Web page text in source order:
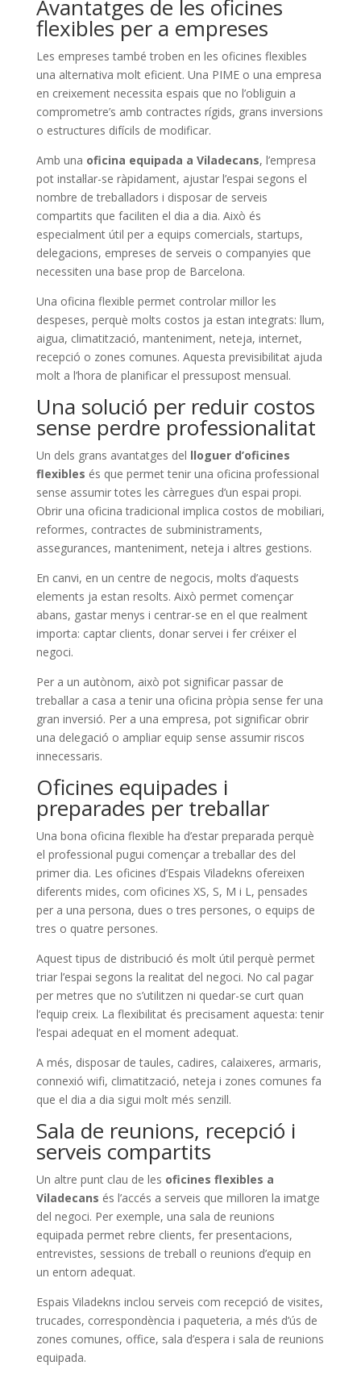
Avantatges de les oficines
flexibles per a empreses
Les empreses també troben en les oficines flexibles
una alternativa molt eficient. Una PIME o una empresa
en creixement necessita espais que no l’obliguin a
comprometre’s amb contractes rígids, grans inversions
o estructures difícils de modificar.
Amb una oficina equipada a Viladecans, l’empresa
pot instal·lar-se ràpidament, ajustar l’espai segons el
nombre de treballadors i disposar de serveis
compartits que faciliten el dia a dia. Això és
especialment útil per a equips comercials, startups,
delegacions, empreses de serveis o companyies que
necessiten una base prop de Barcelona.
Una oficina flexible permet controlar millor les
despeses, perquè molts costos ja estan integrats: llum,
aigua, climatització, manteniment, neteja, internet,
recepció o zones comunes. Aquesta previsibilitat ajuda
molt a l’hora de planificar el pressupost mensual.
Una solució per reduir costos
sense perdre professionalitat
Un dels grans avantatges del lloguer d’oficines
flexibles és que permet tenir una oficina professional
sense assumir totes les càrregues d’un espai propi.
Obrir una oficina tradicional implica costos de mobiliari,
reformes, contractes de subministraments,
assegurances, manteniment, neteja i altres gestions.
En canvi, en un centre de negocis, molts d’aquests
elements ja estan resolts. Això permet començar
abans, gastar menys i centrar-se en el que realment
importa: captar clients, donar servei i fer créixer el
negoci.
Per a un autònom, això pot significar passar de
treballar a casa a tenir una oficina pròpia sense fer una
gran inversió. Per a una empresa, pot significar obrir
una delegació o ampliar equip sense assumir riscos
innecessaris.
Oficines equipades i
preparades per treballar
Una bona oficina flexible ha d’estar preparada perquè
el professional pugui començar a treballar des del
primer dia. Les oficines d’Espais Viladekns ofereixen
diferents mides, com oficines XS, S, M i L, pensades
per a una persona, dues o tres persones, o equips de
tres o quatre persones.
Aquest tipus de distribució és molt útil perquè permet
triar l’espai segons la realitat del negoci. No cal pagar
per metres que no s’utilitzen ni quedar-se curt quan
l’equip creix. La flexibilitat és precisament aquesta: tenir
l’espai adequat en el moment adequat.
A més, disposar de taules, cadires, calaixeres, armaris,
connexió wifi, climatització, neteja i zones comunes fa
que el dia a dia sigui molt més senzill.
Sala de reunions, recepció i
serveis compartits
Un altre punt clau de les oficines flexibles a
Viladecans és l’accés a serveis que milloren la imatge
del negoci. Per exemple, una sala de reunions
equipada permet rebre clients, fer presentacions,
entrevistes, sessions de treball o reunions d’equip en
un entorn adequat.
Espais Viladekns inclou serveis com recepció de visites,
trucades, correspondència i paqueteria, a més d’ús de
zones comunes, office, sala d’espera i sala de reunions
equipada.